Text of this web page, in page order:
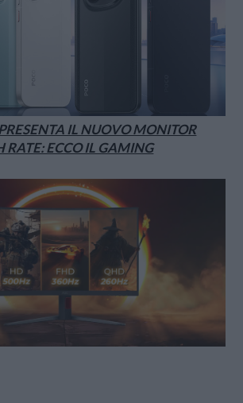
IL NUOVO MONITOR
RATE: ECCO IL GAMING